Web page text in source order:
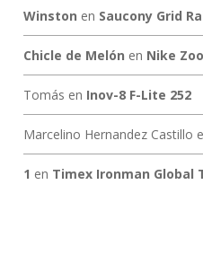
Winston en Saucony Grid
Chicle de Melón en Nike
Tomás en Inov-8 F-Lite 252
Marcelino Hernandez Castillo
1 en Timex Ironman Global